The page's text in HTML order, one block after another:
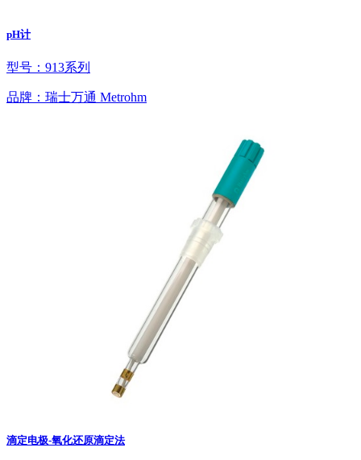
pH计
型号：913系列
品牌：瑞士万通 Metrohm
滴定电极-氧化还原滴定法